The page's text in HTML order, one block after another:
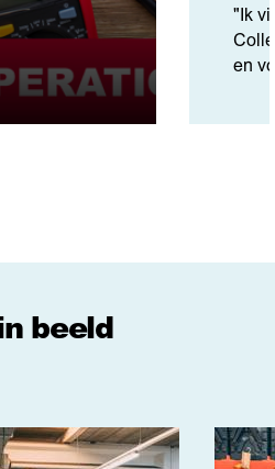
"Ik
en
beeld